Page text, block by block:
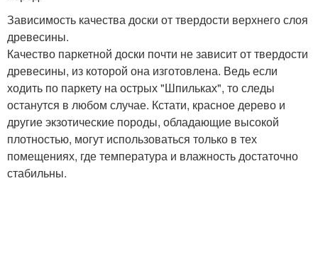
Зависимость качества доски от твердости верхнего слоя
древесины.
Качество паркетной доски почти не зависит от твердости
древесины, из которой она изготовлена. Ведь если
ходить по паркету на острых "Шпильках", то следы
останутся в любом случае. Кстати, красное дерево и
другие экзотические породы, обладающие высокой
плотностью, могут использоваться только в тех
помещениях, где температура и влажность достаточно
стабильны.